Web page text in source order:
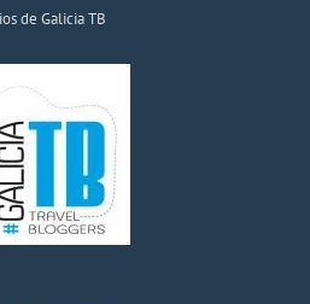
de Galicia TB